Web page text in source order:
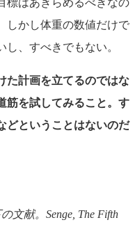
かし体重の数値だけで
、すべきでもない。
た計画を立てるのではな
筋を試してみること。す
どということはないのだ
文献。Senge, The Fifth